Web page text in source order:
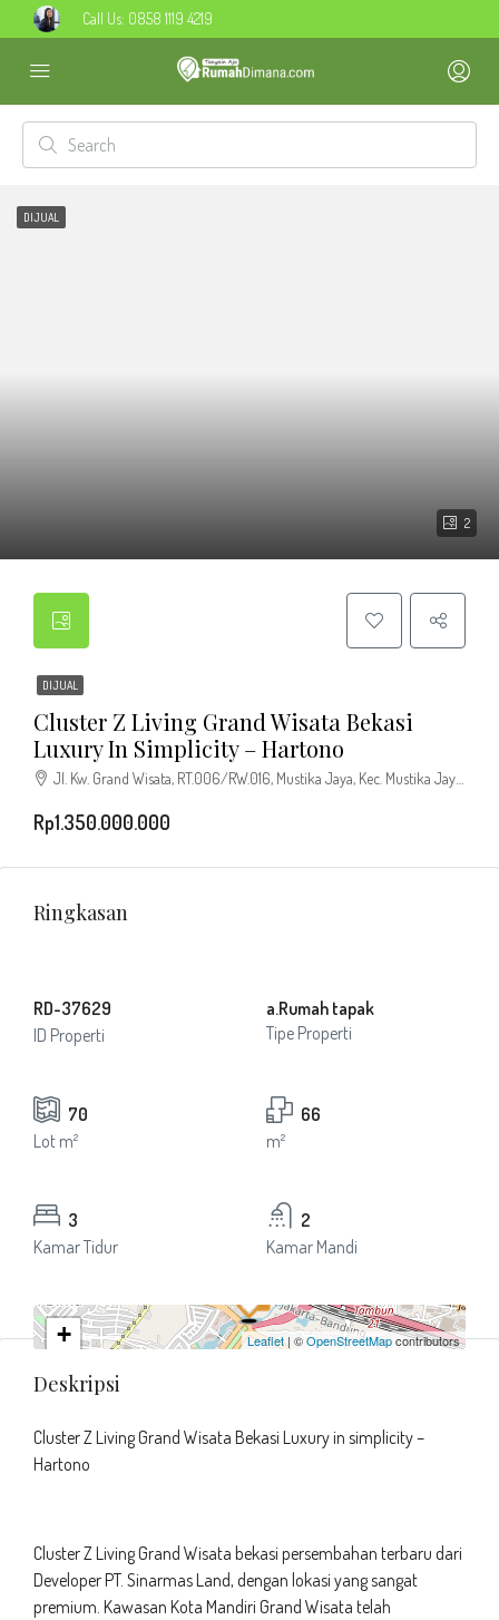
Call Us: 0858 1119 4219
2
DIJUAL
DIJUAL
Cluster Z Living Grand Wisata Bekasi
Luxury In Simplicity – Hartono
Jl. Kw. Grand Wisata, RT.006/RW.016, Mustika Jaya, Kec. Mustika Jaya, Kota Bks, Jawa Barat 17158, Indonesia
Rp1.350.000.000
Ringkasan
RD-37629
ID Properti
a.Rumah tapak
Tipe Properti
70
Lot m²
66
m²
3
Kamar Tidur
2
Kamar Mandi
+
Leaflet| ©OpenStreetMapcontributors
Deskripsi
Cluster Z Living Grand Wisata Bekasi Luxury in simplicity –
Hartono
Cluster Z Living Grand Wisata bekasi persembahan terbaru dari
Developer PT. Sinarmas Land, dengan lokasi yang sangat
premium. Kawasan Kota Mandiri Grand Wisata telah